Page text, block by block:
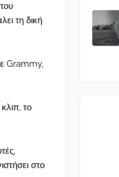
τη δική
Grammy,
το
στο